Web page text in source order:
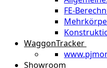
FE-
WaggonTracker
Showroom